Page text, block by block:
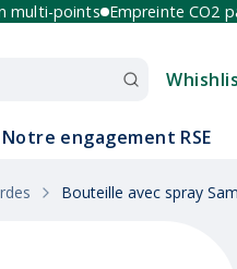
points Empreinte CO2 par
Notre engagement RSE
Bouteille avec spray